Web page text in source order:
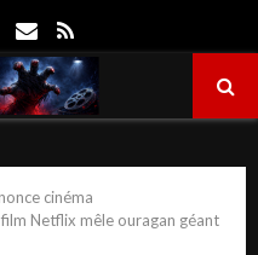
Youtube
Email
cinéma
Netflix mêle ouragan géant